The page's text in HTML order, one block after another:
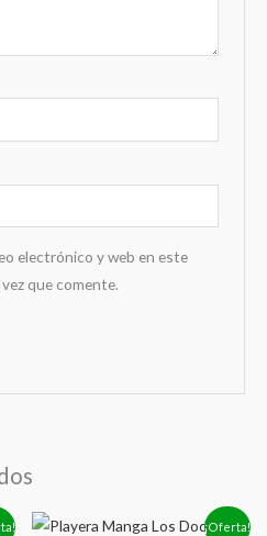
electrónico y web en este
que comente.
¡Oferta!
Rango